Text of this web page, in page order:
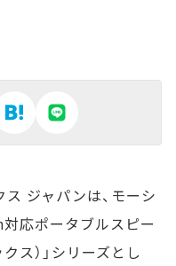
ジャパンは、モーシ
応ポータブルスピー
ス）」シリーズとし